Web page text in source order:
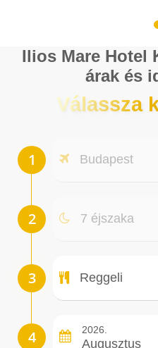
Ilios Mare Hotel
árak és
Válassza
Budapest
7 éjszaka
Reggeli
2026.
Augusztus